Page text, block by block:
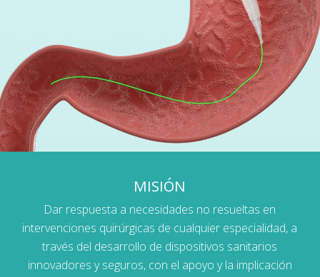
MISIÓN
Dar respuesta a necesidades no resueltas en
intervenciones quirúrgicas de cualquier especialidad, a
través del desarrollo de dispositivos sanitarios
innovadores y seguros, con el apoyo y la implicación